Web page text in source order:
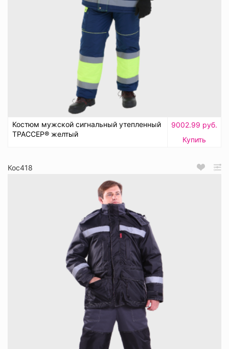
Костюм мужской сигнальный утепленный
ТРАССЕР® желтый
9002.99 руб.
Купить
Кос418